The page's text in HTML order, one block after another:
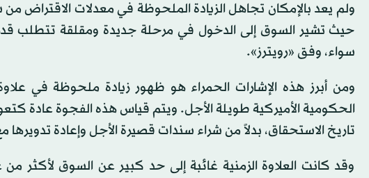
حيث تشير السوق إلى الدخول في مرحلة جديدة ومقلقة تتطلب
سواء، وفق «رويترز».
ومن أبرز هذه الإشارات الحمراء هو ظهور زيادة ملحوظة في
الحكومية الأميركية طويلة الأجل. ويتم قياس هذه الفجوة عادة
تاريخ الاستحقاق، بدلاً من شراء سندات قصيرة الأجل وإعادة تدويرها
وقد كانت العلاوة الزمنية غائبة إلى حد كبير عن السوق لأكثر